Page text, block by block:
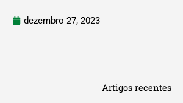
dezembro 27, 2023
Artigos recentes